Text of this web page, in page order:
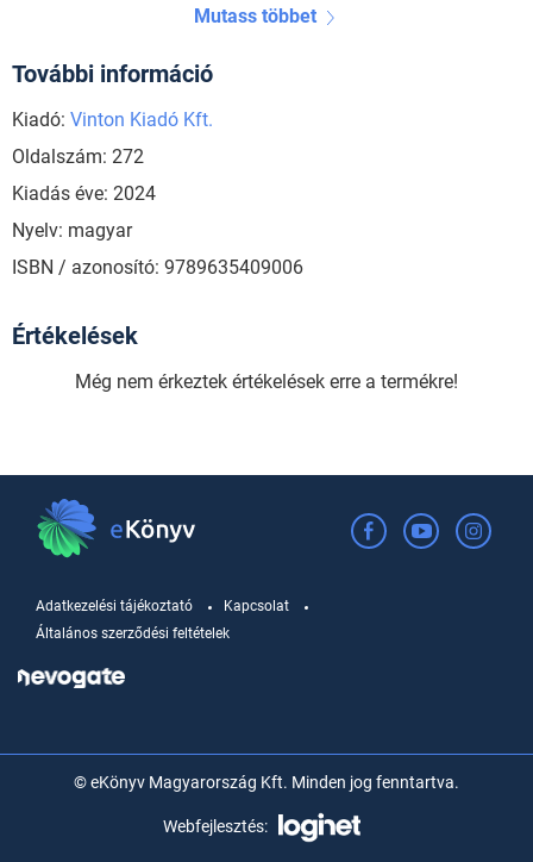
Mutass többet
További információ
Kiadó: Vinton Kiadó Kft.
Oldalszám: 272
Kiadás éve: 2024
Nyelv: magyar
ISBN / azonosító: 9789635409006
Értékelések
Még nem érkeztek értékelések erre a termékre!
Adatkezelési tájékoztató
Kapcsolat
Általános szerződési feltételek
© eKönyv Magyarország Kft. Minden jog fenntartva.
Webfejlesztés: